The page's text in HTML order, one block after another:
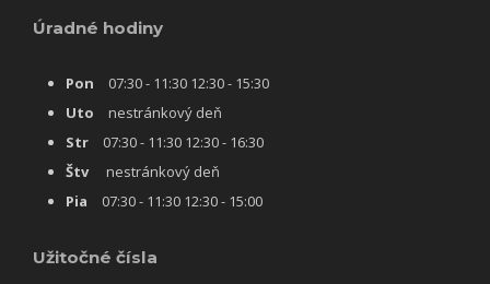
Úradné hodiny
Pon 07:30 - 11:30 12:30 - 15:30
Uto nestránkový deň
Str 07:30 - 11:30 12:30 - 16:30
Štvnestránkový deň
Pia 07:30 - 11:30 12:30 - 15:00
Užitočné čísla